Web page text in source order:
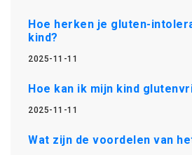
Hoe herken je gluten-
kind?
2025-11-11
Hoe kan ik mijn kind
2025-11-11
Wat zijn de voordelen van